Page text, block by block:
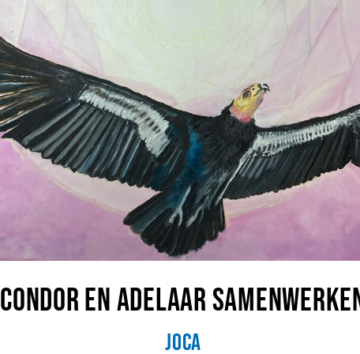
Condor en Adelaar
JoCa